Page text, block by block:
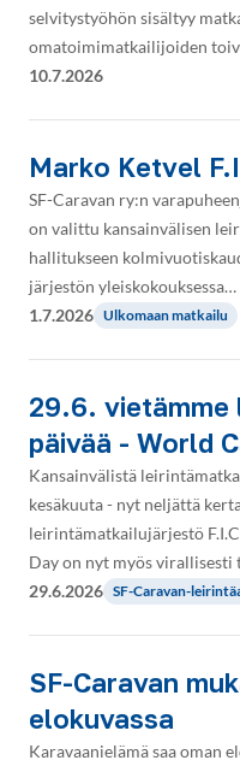
selvitystyöhön sisältyy
omatoimimatkailijoiden
10.7.2026
Marko Ketvel
SF-Caravan ry:n
on valittu kansainvälisen
hallitukseen
järjestön yleiskokouksessa…
1.7.2026 Ulkomaan matkailu
29.6. vietämme
päivää - World
Kansainvälistä
kesäkuuta - nyt neljättä
leirintämatkailujärjestö
Day on nyt myös
29.6.2026 SF-Caravan-
SF-Caravan
elokuvassa
Karavaanielämä saa oman